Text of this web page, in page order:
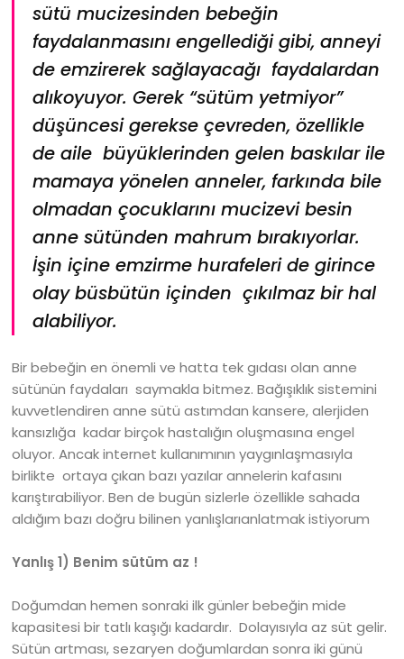
sütü mucizesinden bebeğin
faydalanmasını engellediği gibi, anneyi
de emzirerek sağlayacağı faydalardan
alıkoyuyor. Gerek “sütüm yetmiyor”
düşüncesi gerekse çevreden, özellikle
de aile büyüklerinden gelen baskılar ile
mamaya yönelen anneler, farkında bile
olmadan çocuklarını mucizevi besin
anne sütünden mahrum bırakıyorlar.
İşin içine emzirme hurafeleri de girince
olay büsbütün içinden çıkılmaz bir hal
alabiliyor.
Bir bebeğin en önemli ve hatta tek gıdası olan anne
sütünün faydaları saymakla bitmez. Bağışıklık sistemini
kuvvetlendiren anne sütü astımdan kansere, alerjiden
kansızlığa kadar birçok hastalığın oluşmasına engel
oluyor. Ancak internet kullanımının yaygınlaşmasıyla
birlikte ortaya çıkan bazı yazılar annelerin kafasını
karıştırabiliyor. Ben de bugün sizlerle özellikle sahada
aldığım bazı doğru bilinen yanlışlarıanlatmak istiyorum
Yanlış 1) Benim sütüm az !
Doğumdan hemen sonraki ilk günler bebeğin mide
kapasitesi bir tatlı kaşığı kadardır. Dolayısıyla az süt gelir.
Sütün artması, sezaryen doğumlardan sonra iki günü